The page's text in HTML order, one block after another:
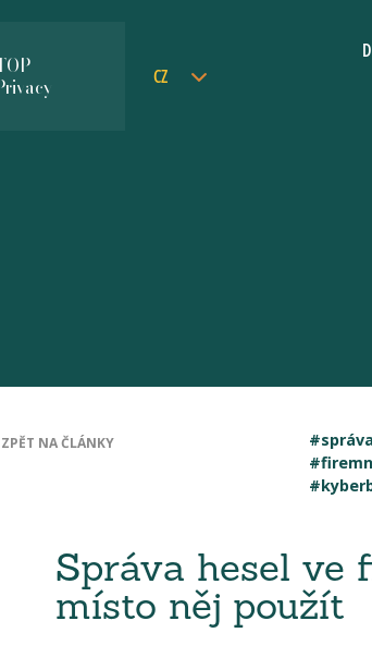
CZ
ZPĚT NA ČLÁNKY
Správa hesel ve
místo něj použít